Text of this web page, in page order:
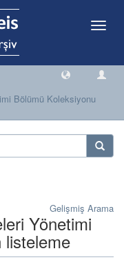
Geçiş
Bölümü Koleksiyonu
Gelişmiş Arama
Yönetimi
listeleme